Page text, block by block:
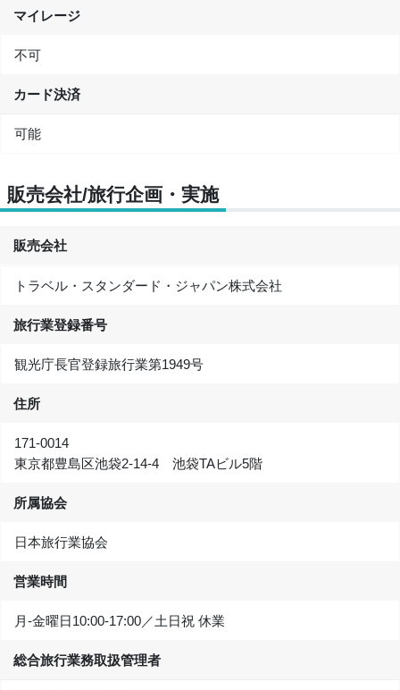
マイレージ
不可
カード決済
可能
販売会社/旅行企画・実施
販売会社
トラベル・スタンダード・ジャパン株式会社
旅行業登録番号
観光庁長官登録旅行業第1949号
住所
171-0014
東京都豊島区池袋2-14-4 池袋TAビル5階
所属協会
日本旅行業協会
営業時間
月-金曜日10:00‐17:00／土日祝 休業
総合旅行業務取扱管理者